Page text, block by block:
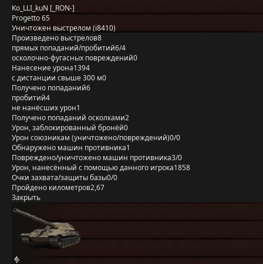
Ko_LLI_kuN [_RON-]
Progetto 65
Уничтожен выстрелом (i8410)
Произведено выстрелов8
прямых попаданий/пробитий6/4
осколочно-фугасных повреждений0
Нанесение урона1394
с дистанции свыше 300 м0
Получено попаданий6
пробитий4
не нанёсших урон1
Получено попаданий осколками2
Урон, заблокированный бронёй0
Урон союзникам (уничтожено/повреждений)0/0
Обнаружено машин противника1
Повреждено/уничтожено машин противника3/0
Урон, нанесённый с помощью данного игрока1858
Очки захвата/защиты базы0/0
Пройдено километров2,67
Закрыть